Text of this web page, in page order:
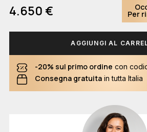
4.650 €
Per
AGGIUNGI AL
-20% sul primo ordine con
Consegna gratuita in tutta Italia